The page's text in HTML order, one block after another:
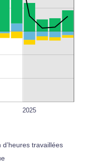
2025
travaillées